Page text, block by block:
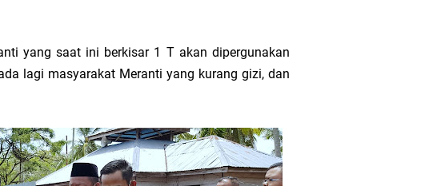
yang saat ini berkisar 1 T akan dipergunakan
lagi masyarakat Meranti yang kurang gizi, dan